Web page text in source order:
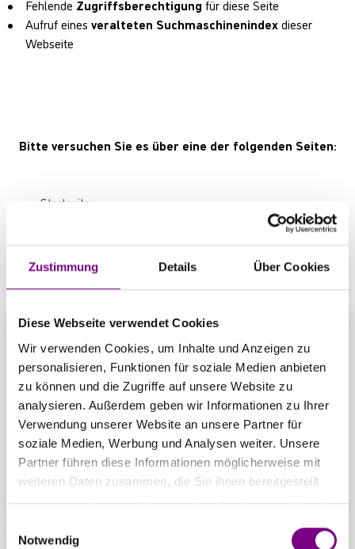
Zustimmung Details Über Cookies
Diese Webseite verwendet Cookies
Wir verwenden Cookies, um Inhalte und Anzeigen zu
personalisieren, Funktionen für soziale Medien anbieten
zu können und die Zugriffe auf unsere Website zu
analysieren. Außerdem geben wir Informationen zu Ihrer
Verwendung unserer Website an unsere Partner für
soziale Medien, Werbung und Analysen weiter. Unsere
Partner führen diese Informationen möglicherweise mit
weiteren Daten zusammen, die Sie ihnen bereitgestellt
haben oder die sie im Rahmen Ihrer Nutzung der Dienste
Notwendig
Fehlende Zugriffsberechtigung für diese Seite
Aufruf eines veralteten Suchmaschinenindexdieser
Webseite
Bitte versuchen Sie es über eine der folgenden Seiten:
Startseite
THE POWER
OF SURFACE.
Caparol Farbenshops und Farbencenter in
deiner Nähe